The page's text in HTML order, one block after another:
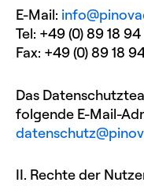
E-Mail:
Tel: +49 (0) 89 18
Fax: +49 (0) 89 18
Das
folgende E-Mail-
II. Rechte der